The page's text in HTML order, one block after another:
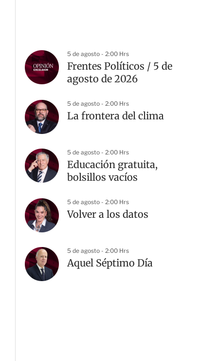
5 de agosto - 2:00 Hrs
Frentes Políticos / 5 de
agosto de 2026
5 de agosto - 2:00 Hrs
La frontera del clima
5 de agosto - 2:00 Hrs
Educación gratuita,
bolsillos vacíos
5 de agosto - 2:00 Hrs
Volver a los datos
5 de agosto - 2:00 Hrs
Aquel Séptimo Día